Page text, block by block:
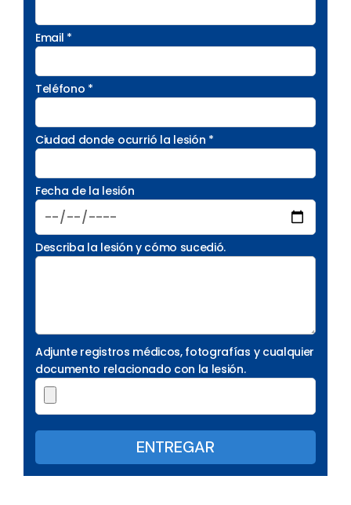
Email *
Teléfono *
Ciudad donde ocurrió la lesión *
Fecha de la lesión
Describa la lesión y cómo sucedió.
Adjunte registros médicos, fotografías y cualquier
documento relacionado con la lesión.